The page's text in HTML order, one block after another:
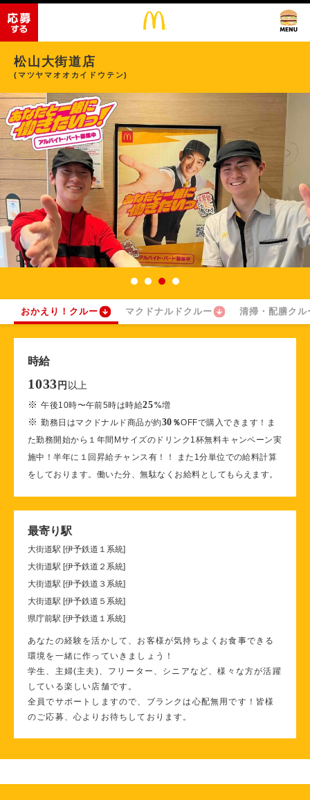
松山大街道店
(マツヤマオオカイドウテン)
おかえり！クルー マクドナルドクルー 清掃・配膳クル
時給
1033 円 以上
※午後10時〜午前5時は時給25%増
※勤務日はマクドナルド商品が約30 ％OFFで購入できます！ま
た勤務開始から１年間Mサイズのドリンク1杯無料キャンペーン実
施中！半年に１回昇給チャンス有！！ また1分単位での給料計算
をしております。働いた分、無駄なくお給料としてもらえます。
最寄り駅
大街道駅 [伊予鉄道１系統]
大街道駅 [伊予鉄道２系統]
大街道駅 [伊予鉄道３系統]
大街道駅 [伊予鉄道５系統]
県庁前駅 [伊予鉄道１系統]
あなたの経験を活かして、お客様が気持ちよくお食事できる
環境を一緒に作っていきましょう！
学生、主婦(主夫)、フリーター、シニアなど、様々な方が活躍
している楽しい店舗です。
全員でサポートしますので、ブランクは心配無用です！皆様
のご応募、心よりお待ちしております。